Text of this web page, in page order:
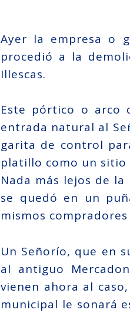
Ayer la empresa o
procedió a la
Illescas.
Este pórtico o arco
entrada natural al
garita de control
platillo como un sitio
Nada más lejos de
se quedó en un
mismos
Un Señorío, que en
al antiguo
vienen ahora al
municipal le sonará